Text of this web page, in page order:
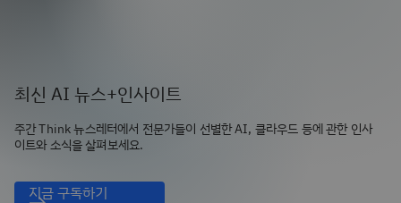
최신 AI 뉴스+인사이트
주간 Think 뉴스레터에서 전문가들이 선별한 AI, 클라우드 등에 관한 인사
이트와 소식을 살펴보세요.
지금 구독하기